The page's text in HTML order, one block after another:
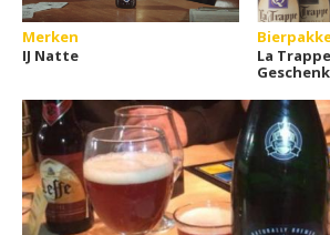
Merken
IJ Natte
La Trappe